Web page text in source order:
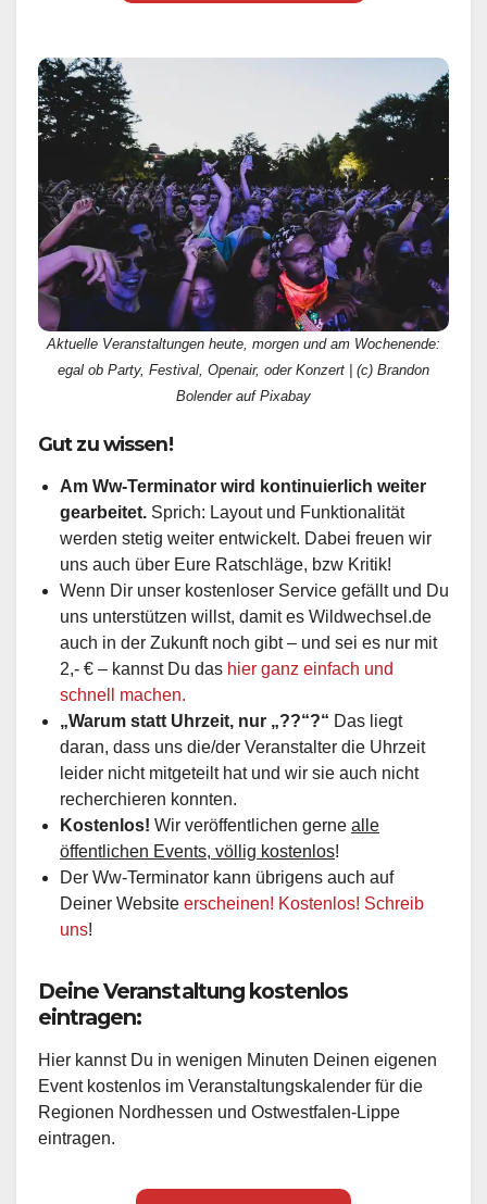
Aktuelle Veranstaltungen heute, morgen und am Wochenende:
egal ob Party, Festival, Openair, oder Konzert | (c) Brandon
Bolender auf Pixabay
Gut zu wissen!
Am Ww-Terminator wird kontinuierlich weiter
gearbeitet. Sprich: Layout und Funktionalität
werden stetig weiter entwickelt. Dabei freuen wir
uns auch über Eure Ratschläge, bzw Kritik!
Wenn Dir unser kostenloser Service gefällt und Du
uns unterstützen willst, damit es Wildwechsel.de
auch in der Zukunft noch gibt – und sei es nur mit
2,- € – kannst Du das hier ganz einfach und
schnell machen.
„Warum statt Uhrzeit, nur „??“?“ Das liegt
daran, dass uns die/der Veranstalter die Uhrzeit
leider nicht mitgeteilt hat und wir sie auch nicht
recherchieren konnten.
Kostenlos! Wir veröffentlichen gerne alle
öffentlichen Events, völlig kostenlos!
Der Ww-Terminator kann übrigens auch auf
Deiner Website erscheinen! Kostenlos! Schreib
uns!
Deine Veranstaltung kostenlos
eintragen:
Hier kannst Du in wenigen Minuten Deinen eigenen
Event kostenlos im Veranstaltungskalender für die
Regionen Nordhessen und Ostwestfalen-Lippe
eintragen.